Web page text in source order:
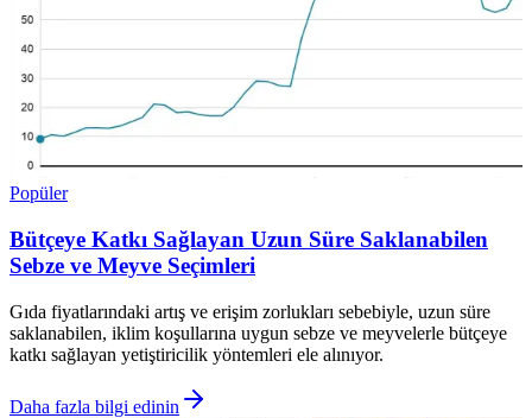
Popüler
Bütçeye Katkı Sağlayan Uzun Süre Saklanabilen
Sebze ve Meyve Seçimleri
Gıda fiyatlarındaki artış ve erişim zorlukları sebebiyle, uzun süre
saklanabilen, iklim koşullarına uygun sebze ve meyvelerle bütçeye
katkı sağlayan yetiştiricilik yöntemleri ele alınıyor.
Daha fazla bilgi edinin